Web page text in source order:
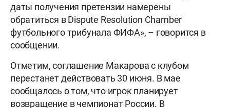
даты получения претензии намерены
обратиться в Dispute Resolution Chamber
футбольного трибунала ФИФА», – говорится в
сообщении.
Отметим, соглашение Макарова с клубом
перестанет действовать 30 июня. В мае
сообщалось о том, что игрок планирует
возвращение в чемпионат России. В